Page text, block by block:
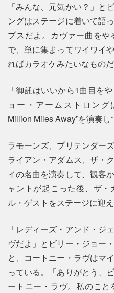
「みんな、元気かい？」と
ングはステージに着いて語
プスだよ。カヴァー曲を
で、単に集まってワイワイ
ればカラオケみたいなものだ
「御託はいいから1曲目を
ョー・アームストロン
Million Miles Away”を演奏し
ラモーンズ、プリテンダー
ライアン・アダムス、ザ・
イの名曲を演奏して、観客
ャントが起こった後、ザ
ル・ゲストをステージに迎え
「レディーズ・アンド・ジ
ヴだよ」とビリー・ジョー
と、コートニー・ラヴはマ
っている。「ありがとう、
ートニー・ラヴ。私のこ